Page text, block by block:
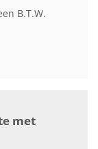
B.T.W.
met